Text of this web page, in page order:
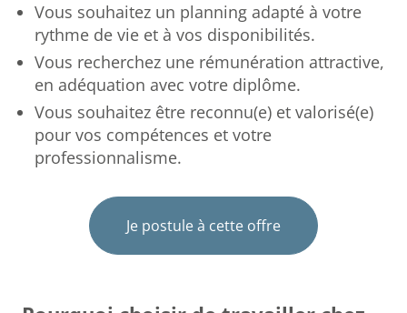
Vous souhaitez un planning adapté à votre
rythme de vie et à vos disponibilités.
Vous recherchez une rémunération attractive,
en adéquation avec votre diplôme.
Vous souhaitez être reconnu(e) et valorisé(e)
pour vos compétences et votre
professionnalisme.
Je postule à cette offre